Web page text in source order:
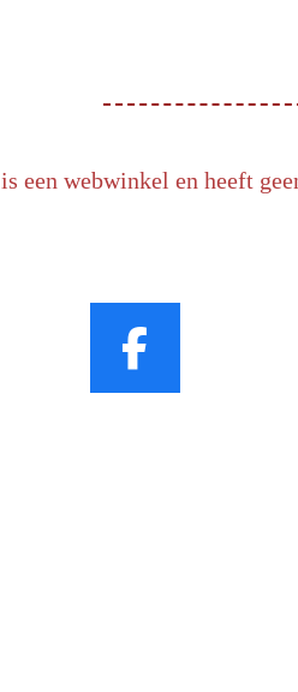
is een webwinkel en heeft
F